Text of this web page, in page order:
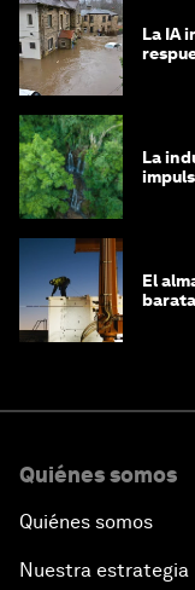
La IA
La
El
Quiénes somos
Quiénes somos
Nuestra estrategia